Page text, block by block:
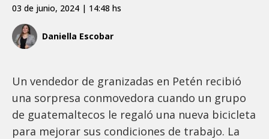
Daniella Escobar
03 de junio, 2024 | 14:48 hs
Un vendedor de granizadas en Petén recibió
una sorpresa conmovedora cuando un grupo
de guatemaltecos le regaló una nueva bicicleta
para mejorar sus condiciones de trabajo. La